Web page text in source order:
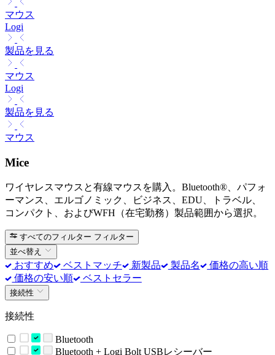
マウス
Logi
製品を見る
マウス
Logi
製品を見る
マウス
Mice
ワイヤレスマウスと有線マウスを購入。Bluetooth®、パフォ
ーマンス、エルゴノミック、ビジネス、EDU、トラベル、
コンパクト、およびWFH（在宅勤務）製品範囲から選択。
すべてのフィルター フィルター
並べ替え
おすすめ ベストマッチ 新製品 製品名
価格の高い順
価格の安い順
ベストセラー
接続性
接続性
Bluetooth
Bluetooth + Logi Bolt USBレシーバー